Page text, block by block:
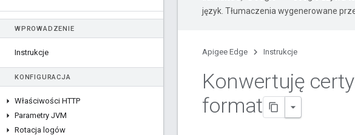
WPROWADZENIE
Instrukcje
KONFIGURACJA
Właściwości HTTP
Parametry JVM
Rotacja logów
język. Tłumaczenia wygenerowane
Apigee Edge Instrukcje
Konwertuję
format